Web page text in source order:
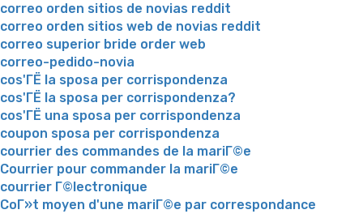
correo orden sitios de novias reddit
correo orden sitios web de novias reddit
correo superior bride order web
correo-pedido-novia
cos'ГЁ la sposa per corrispondenza
cos'ГЁ la sposa per corrispondenza?
cos'ГЁ una sposa per corrispondenza
coupon sposa per corrispondenza
courrier des commandes de la mariГ©e
Courrier pour commander la mariГ©e
courrier Г©lectronique
CoГ»t moyen d'une mariГ©e par correspondance